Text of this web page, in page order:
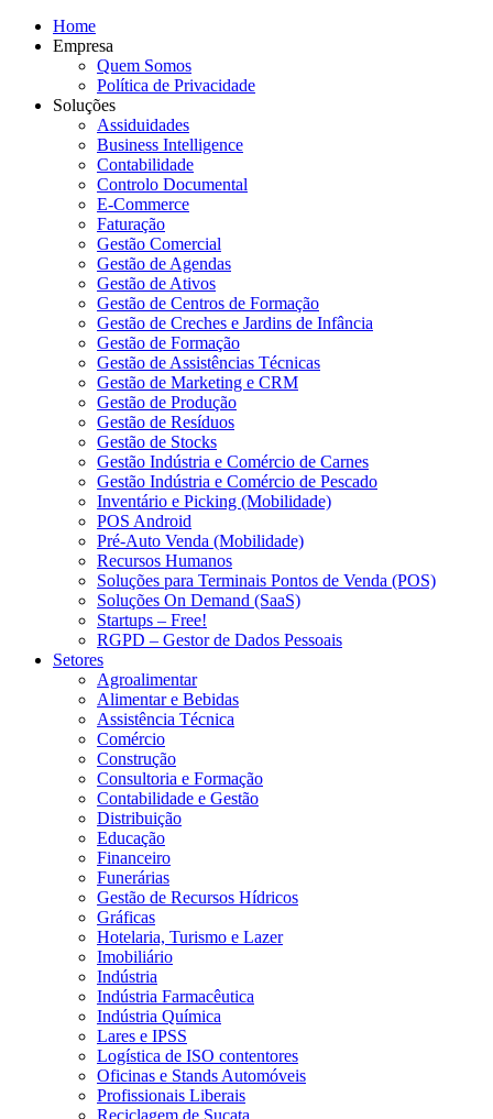
Home
Empresa
Quem Somos
Política de Privacidade
Soluções
Assiduidades
Business Intelligence
Contabilidade
Controlo Documental
E-Commerce
Faturação
Gestão Comercial
Gestão de Agendas
Gestão de Ativos
Gestão de Centros de Formação
Gestão de Creches e Jardins de Infância
Gestão de Formação
Gestão de Assistências Técnicas
Gestão de Marketing e CRM
Gestão de Produção
Gestão de Resíduos
Gestão de Stocks
Gestão Indústria e Comércio de Carnes
Gestão Indústria e Comércio de Pescado
Inventário e Picking (Mobilidade)
POS Android
Pré-Auto Venda (Mobilidade)
Recursos Humanos
Soluções para Terminais Pontos de Venda (POS)
Soluções On Demand (SaaS)
Startups – Free!
RGPD – Gestor de Dados Pessoais
Setores
Agroalimentar
Alimentar e Bebidas
Assistência Técnica
Comércio
Construção
Consultoria e Formação
Contabilidade e Gestão
Distribuição
Educação
Financeiro
Funerárias
Gestão de Recursos Hídricos
Gráficas
Hotelaria, Turismo e Lazer
Imobiliário
Indústria
Indústria Farmacêutica
Indústria Química
Lares e IPSS
Logística de ISO contentores
Oficinas e Stands Automóveis
Profissionais Liberais